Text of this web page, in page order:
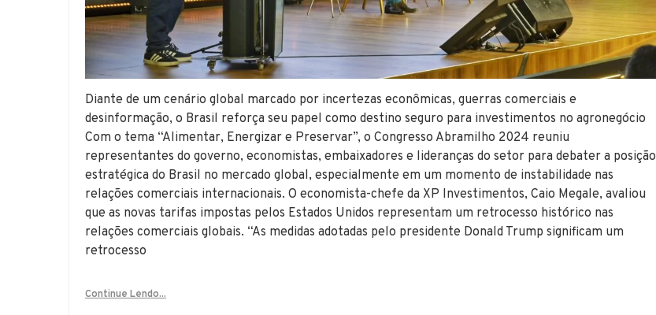
Diante de um cenário global marcado por incertezas econômicas, guerras comerciais e
desinformação, o Brasil reforça seu papel como destino seguro para investimentos no agronegócio
Com o tema “Alimentar, Energizar e Preservar”, o Congresso Abramilho 2024 reuniu
representantes do governo, economistas, embaixadores e lideranças do setor para debater a posição
estratégica do Brasil no mercado global, especialmente em um momento de instabilidade nas
relações comerciais internacionais. O economista-chefe da XP Investimentos, Caio Megale, avaliou
que as novas tarifas impostas pelos Estados Unidos representam um retrocesso histórico nas
relações comerciais globais. “As medidas adotadas pelo presidente Donald Trump significam um
retrocesso
Continue Lendo...